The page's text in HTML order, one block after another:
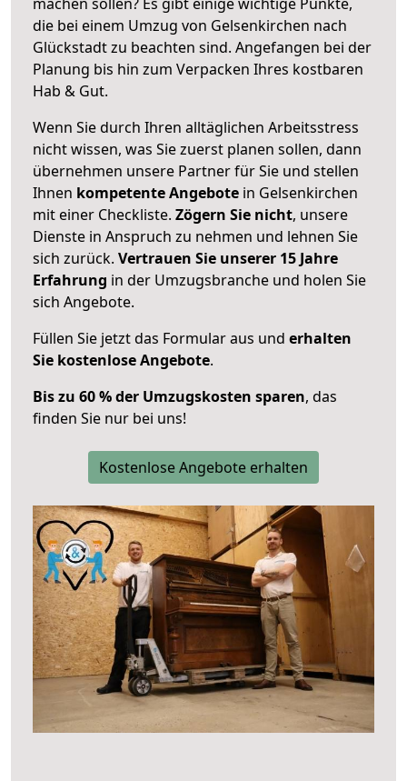
die bei einem Umzug von Gelsenkirchen nach
Glückstadt zu beachten sind. Angefangen bei der
Planung bis hin zum Verpacken Ihres kostbaren
Hab & Gut.
Wenn Sie durch Ihren alltäglichen Arbeitsstress
nicht wissen, was Sie zuerst planen sollen, dann
übernehmen unsere Partner für Sie und stellen
Ihnen kompetente Angebote in Gelsenkirchen
mit einer Checkliste. Zögern Sie nicht, unsere
Dienste in Anspruch zu nehmen und lehnen Sie
sich zurück. Vertrauen Sie unserer 15 Jahre
Erfahrung in der Umzugsbranche und holen Sie
sich Angebote.
Füllen Sie jetzt das Formular aus und erhalten
Sie kostenlose Angebote.
Bis zu 60 % der Umzugskosten sparen, das
finden Sie nur bei uns!
Kostenlose Angebote erhalten